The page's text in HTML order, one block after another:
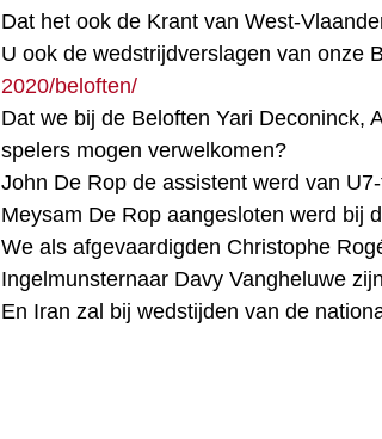
Dat het ook de Krant van West-
U ook de wedstrijdverslagen van onze
2020/beloften/
Dat we bij de Beloften Yari Deconinck,
spelers mogen verwelkomen?
John De Rop de assistent werd van
Meysam De Rop aangesloten werd bij
We als afgevaardigden Christophe
Ingelmunsternaar Davy Vangheluwe
En Iran zal bij wedstijden van de